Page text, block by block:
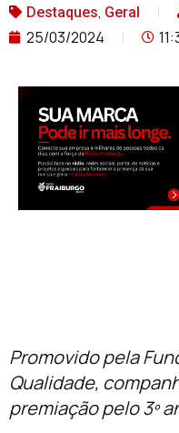
Destaques, Geral
25/03/2024
Promovido pela
Qualidade,
premiação pelo 3º